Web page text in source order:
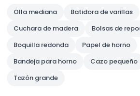
Olla mediana
Batidora de varillas
Cuchara de madera
Bolsas de
Boquilla redonda
Papel de horno
Bandeja para horno
Cazo pequeño
Tazón grande